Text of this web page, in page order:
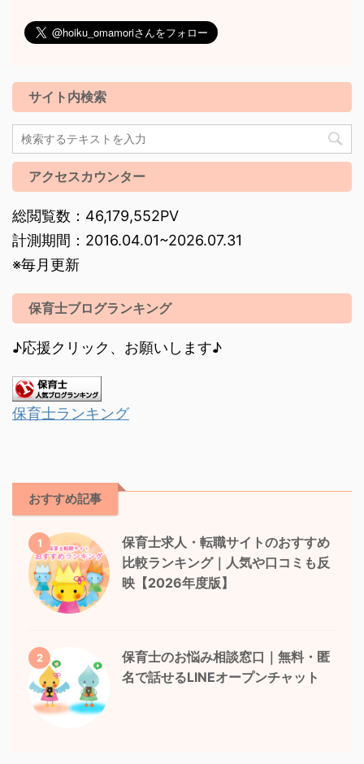
サイト内検索
アクセスカウンター
総閲覧数：46,179,552PV
計測期間：2016.04.01~2026.07.31
※毎月更新
保育士ブログランキング
♪応援クリック、お願いします♪
保育士ランキング
おすすめ記事
1
保育士求人・転職サイトのおすすめ
比較ランキング｜人気や口コミも反
映【2026年度版】
2
保育士のお悩み相談窓口｜無料・匿
名で話せるLINEオープンチャット